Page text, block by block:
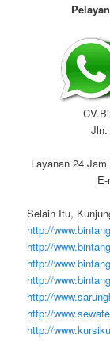
Layanan 24
Selain Itu,
http://
http://
http://
http://
http://
http://
http://